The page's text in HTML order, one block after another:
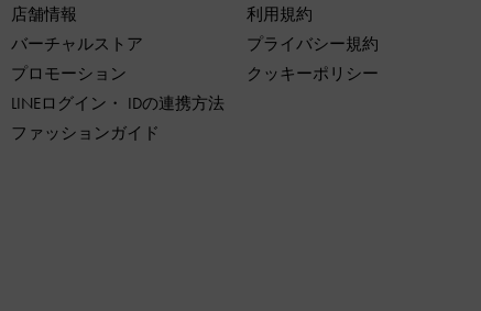
店舗情報
バーチャルストア
プロモーション
LINEログイン・ IDの連携方法
ファッションガイド
利用規約
プライバシー規約
クッキーポリシー